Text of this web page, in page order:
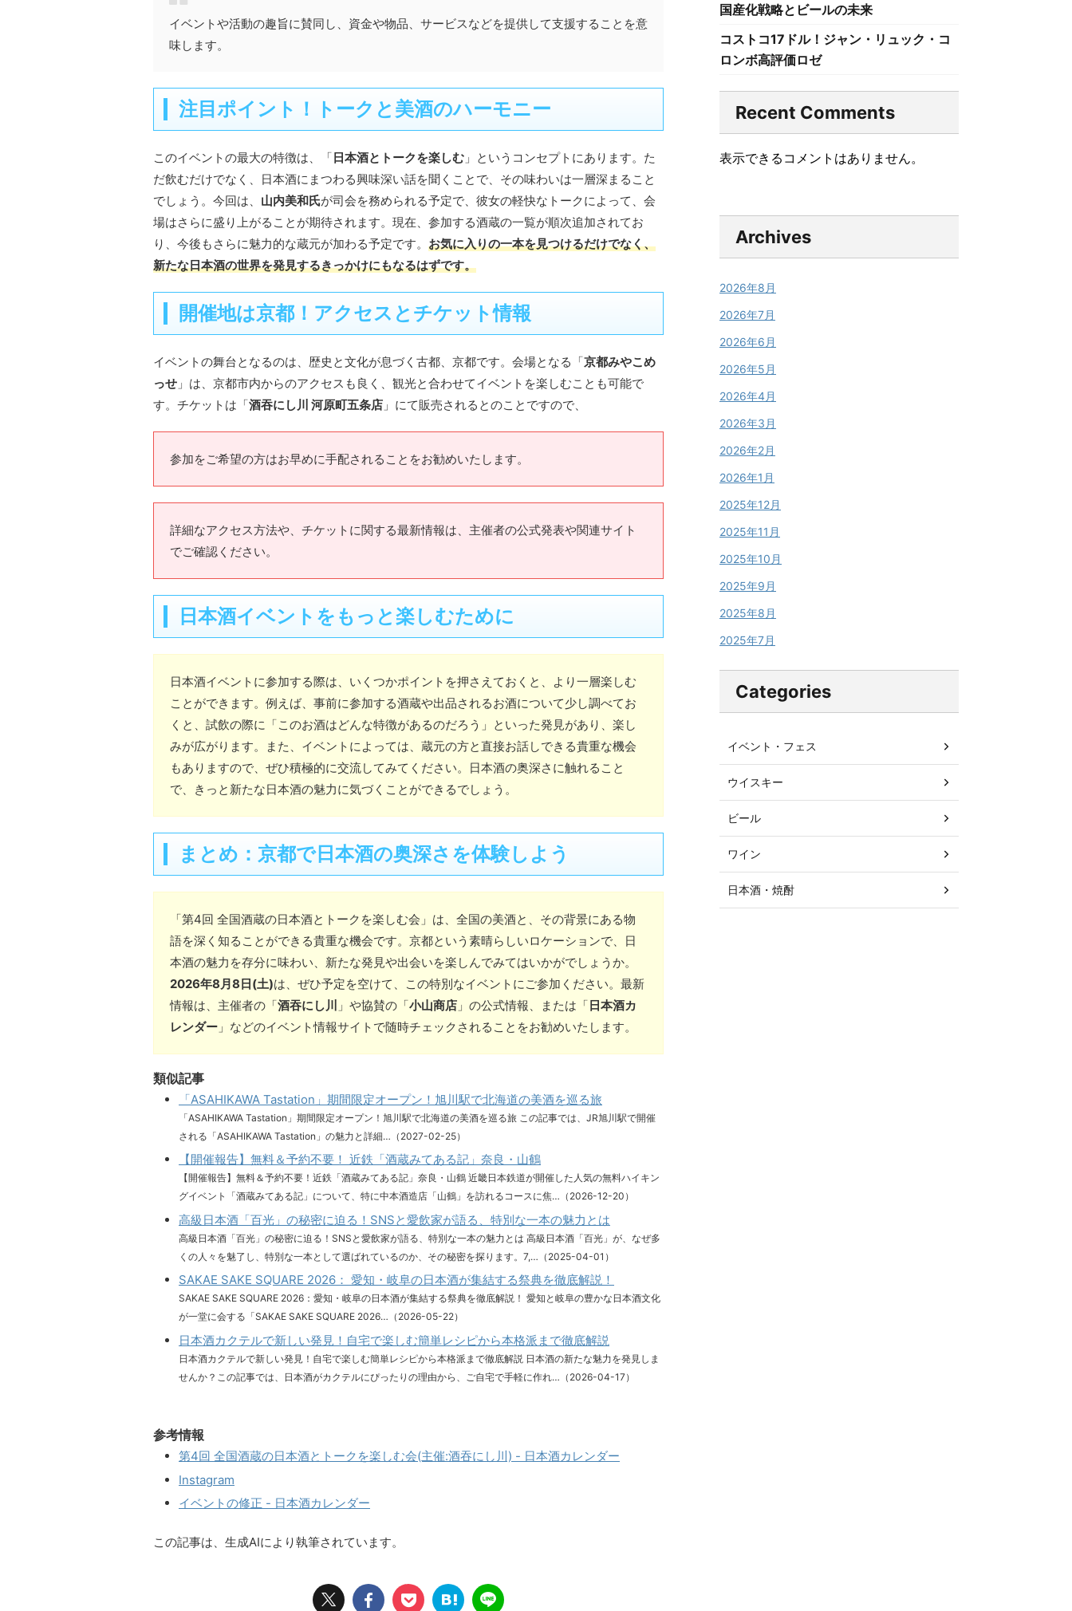
イベントや活動の趣旨に賛同し、資金や物品、サービスなどを提供して支援することを意
味します。
注目ポイント！トークと美酒のハーモニー
このイベントの最大の特徴は、「日本酒とトークを楽しむ 」というコンセプトにあります。た
だ飲むだけでなく、日本酒にまつわる興味深い話を聞くことで、その味わいは一層深まること
でしょう。今回は、 山内美和氏が司会を務められる予定で、彼女の軽快なトークによって、会
場はさらに盛り上がることが期待されます。現在、参加する酒蔵の一覧が順次追加されてお
り、今後もさらに魅力的な蔵元が加わる予定です。 お気に入りの一本を見つけるだけでなく、
新たな日本酒の世界を発見するきっかけにもなるはずです。
開催地は京都！アクセスとチケット情報
イベントの舞台となるのは、歴史と文化が息づく古都、京都です。会場となる「京都みやこめ
っせ 」は、京都市内からのアクセスも良く、観光と合わせてイベントを楽しむことも可能で
す。チケットは「酒吞にし川 河原町五条店 」にて販売されるとのことですので、
参加をご希望の方はお早めに手配されることをお勧めいたします。
詳細なアクセス方法や、チケットに関する最新情報は、主催者の公式発表や関連サイト
でご確認ください。
日本酒イベントをもっと楽しむために
日本酒イベントに参加する際は、いくつかポイントを押さえておくと、より一層楽しむ
ことができます。例えば、事前に参加する酒蔵や出品されるお酒について少し調べてお
くと、試飲の際に「このお酒はどんな特徴があるのだろう」といった発見があり、楽し
みが広がります。また、イベントによっては、蔵元の方と直接お話しできる貴重な機会
もありますので、ぜひ積極的に交流してみてください。日本酒の奥深さに触れること
で、きっと新たな日本酒の魅力に気づくことができるでしょう。
まとめ：京都で日本酒の奥深さを体験しよう
「第4回 全国酒蔵の日本酒とトークを楽しむ会」は、全国の美酒と、その背景にある物
語を深く知ることができる貴重な機会です。京都という素晴らしいロケーションで、日
本酒の魅力を存分に味わい、新たな発見や出会いを楽しんでみてはいかがでしょうか。
2026年8月8日(土)は、ぜひ予定を空けて、この特別なイベントにご参加ください。最新
情報は、主催者の「酒吞にし川 」や協賛の「小山商店 」の公式情報、または「日本酒カ
レンダー 」などのイベント情報サイトで随時チェックされることをお勧めいたします。
類似記事
「ASAHIKAWA Tastation」期間限定オープン！旭川駅で北海道の美酒を巡る旅
「ASAHIKAWA Tastation」期間限定オープン！旭川駅で北海道の美酒を巡る旅 この記事では、JR旭川駅で開催
される「ASAHIKAWA Tastation」の魅力と詳細…（2027-02-25）
【開催報告】無料＆予約不要！ 近鉄「酒蔵みてある記」奈良・山鶴
【開催報告】無料＆予約不要！近鉄「酒蔵みてある記」奈良・山鶴 近畿日本鉄道が開催した人気の無料ハイキン
グイベント「酒蔵みてある記」について、特に中本酒造店「山鶴」を訪れるコースに焦…（2026-12-20）
高級日本酒「百光」の秘密に迫る！SNSと愛飲家が語る、特別な一本の魅力とは
高級日本酒「百光」の秘密に迫る！SNSと愛飲家が語る、特別な一本の魅力とは 高級日本酒「百光」が、なぜ多
くの人々を魅了し、特別な一本として選ばれているのか、その秘密を探ります。7,…（2025-04-01）
SAKAE SAKE SQUARE 2026： 愛知・岐阜の日本酒が集結する祭典を徹底解説！
SAKAE SAKE SQUARE 2026：愛知・岐阜の日本酒が集結する祭典を徹底解説！ 愛知と岐阜の豊かな日本酒文化
が一堂に会する「SAKAE SAKE SQUARE 2026…（2026-05-22）
日本酒カクテルで新しい発見！自宅で楽しむ簡単レシピから本格派まで徹底解説
日本酒カクテルで新しい発見！自宅で楽しむ簡単レシピから本格派まで徹底解説 日本酒の新たな魅力を発見しま
せんか？この記事では、日本酒がカクテルにぴったりの理由から、ご自宅で手軽に作れ…（2026-04-17）
参考情報
第4回 全国酒蔵の日本酒とトークを楽しむ会(主催:酒吞にし川) - 日本酒カレンダー
Instagram
イベントの修正 - 日本酒カレンダー
この記事は、生成AIにより執筆されています。
国産化戦略とビールの未来
コストコ17ドル！ジャン・リュック・コ
ロンボ高評価ロゼ
Recent Comments
表示できるコメントはありません。
Archives
2026年8月
2026年7月
2026年6月
2026年5月
2026年4月
2026年3月
2026年2月
2026年1月
2025年12月
2025年11月
2025年10月
2025年9月
2025年8月
2025年7月
Categories
イベント・フェス
ウイスキー
ビール
ワイン
日本酒・焼酎